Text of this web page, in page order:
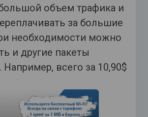
объем трафика и
за большие
необходимости можно
и другие пакеты
Например, всего за 10,90$